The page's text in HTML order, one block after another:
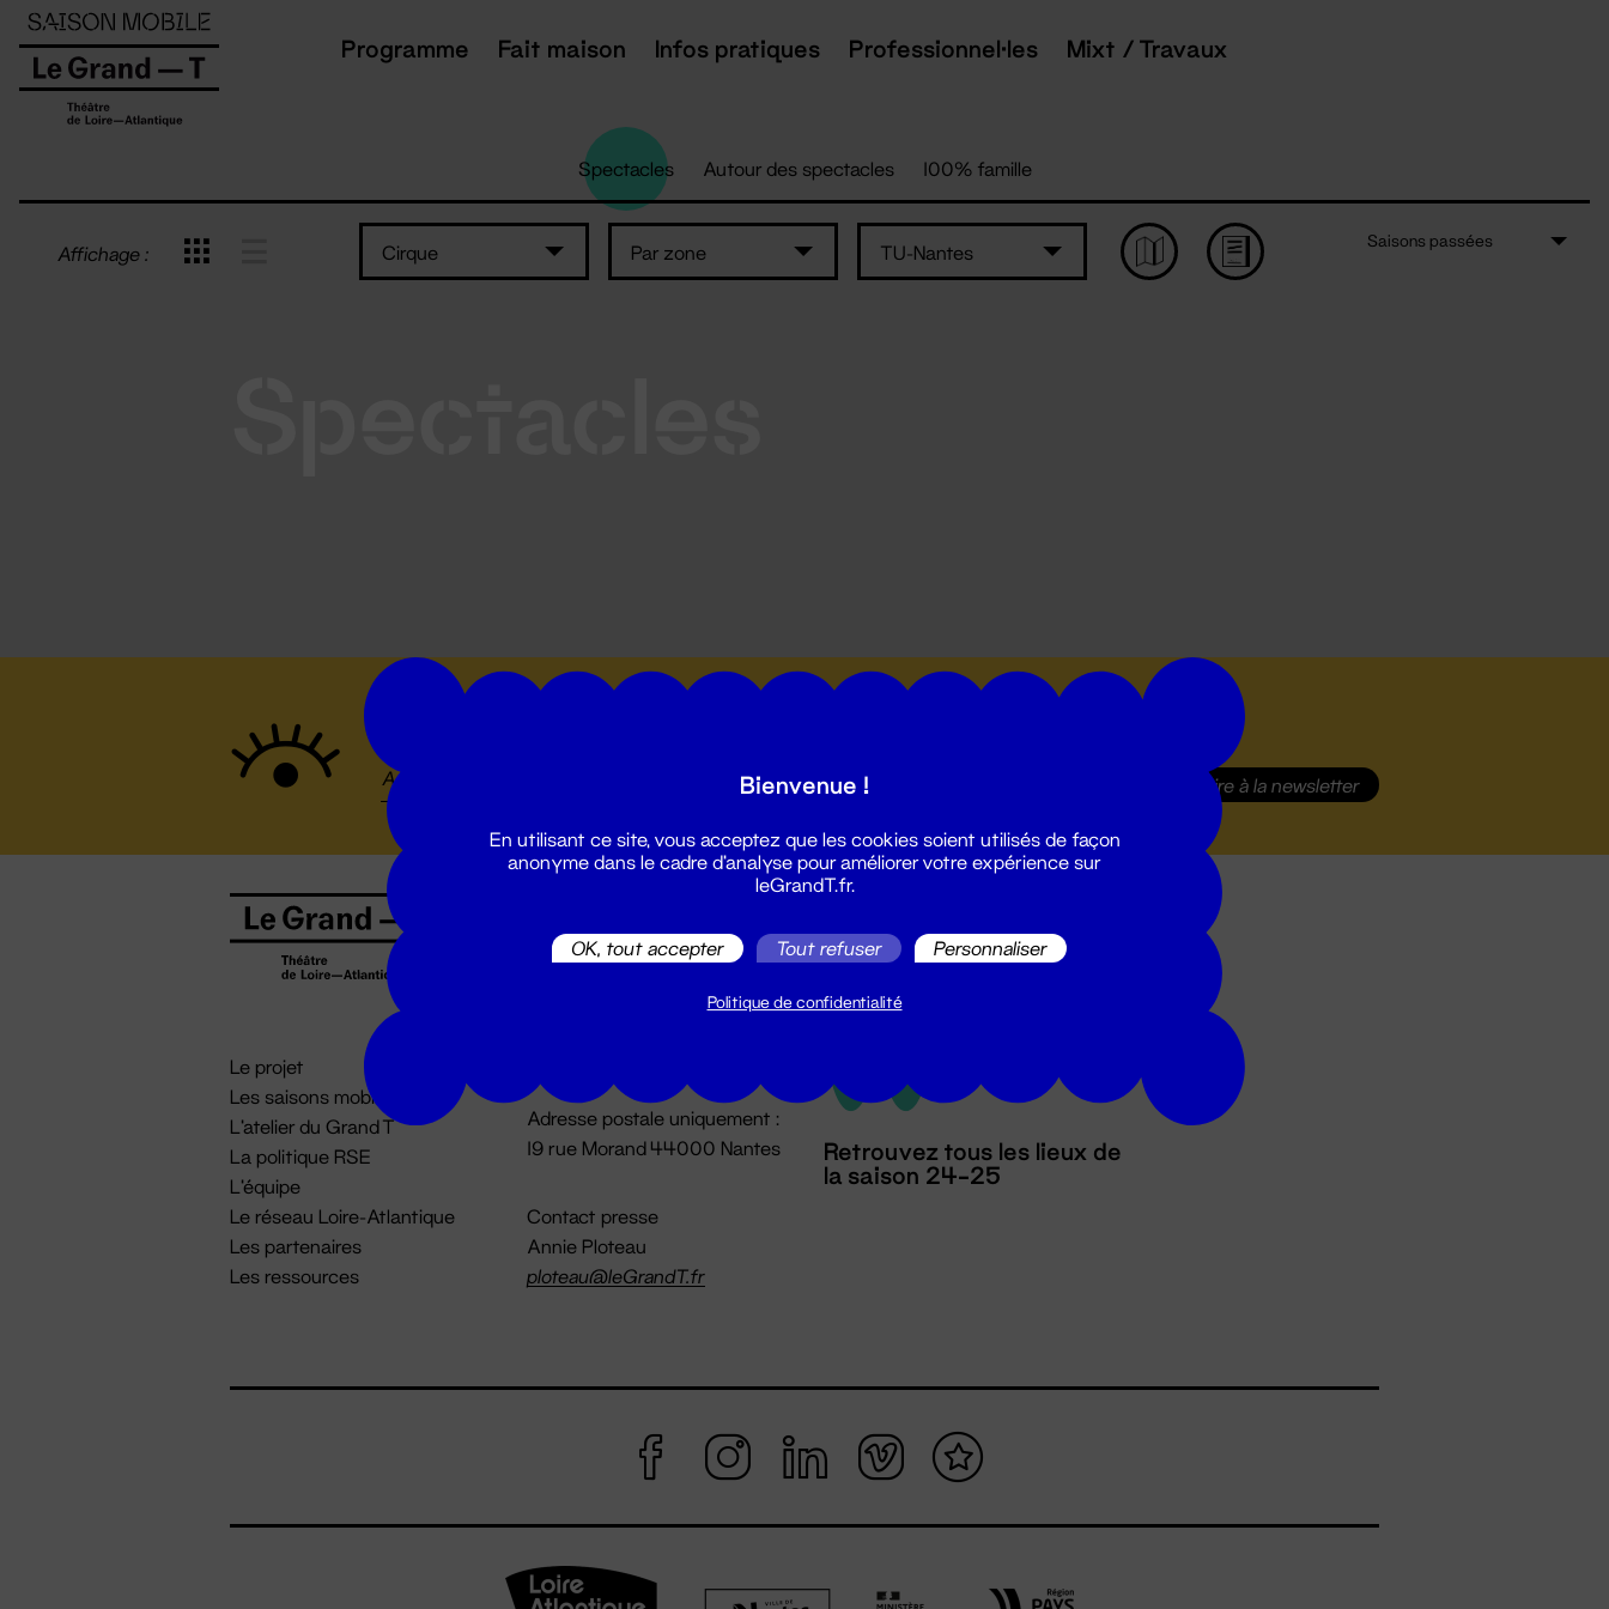
Programme Fait maison Infos pratiques Professionnel·les Mixt / Travaux
Spectacles Autour des spectacles 100% famille
Affichage : Cirque Par zone TU-Nantes
Saisons passées
S'inscrire à la newsletter
Le projet
Les saisons mobiles
L'atelier du Grand T
La politique RSE
L'équipe
Le réseau Loire-Atlantique
Les partenaires
Les ressources
02 51 88 25 25
billetterie@leGrandT.fr
Du lundi au vendredi 14h → 18h
Adresse postale uniquement :
19 rue Morand 44000 Nantes
Contact presse
Annie Ploteau
ploteau@leGrandT.fr
Retrouvez tous les lieux de
la saison 24-25
Panneau de gestion des cookies
Bienvenue !
En utilisant ce site, vous acceptez que les cookies soient utilisés de façon
anonyme dans le cadre d'analyse pour améliorer votre expérience sur
leGrandT.fr.
OK, tout accepter Tout refuser Personnaliser
Politique de confidentialité